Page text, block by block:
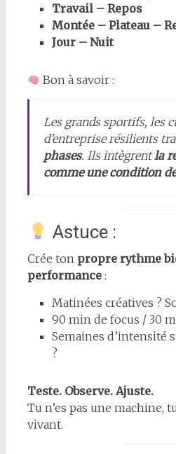
Travail – Repos
Montée – Plateau –
Jour – Nuit
Bon à savoir :
Les grands sportifs, les
d’entreprise résilients
phases. Ils intègrentla
comme une condition
Astuce :
Crée ton propre rythme
performance:
Matinées créatives ?
90 min de focus / 30
Semaines d’intensité
?
Teste. Observe. Ajuste.
Tu n’es pas une machine,
vivant.